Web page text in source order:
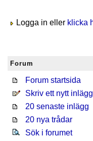
Logga in eller klicka
Forum
Forum startsida
Skriv ett nytt inlägg
20 senaste inlägg
20 nya trådar
Sök i forumet